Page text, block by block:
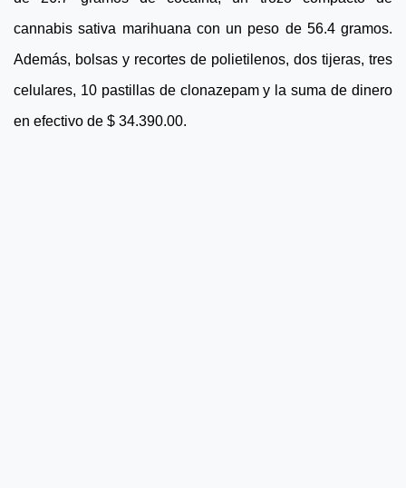
cannabis sativa marihuana con un peso de 56.4 gramos.
Además, bolsas y recortes de polietilenos, dos tijeras, tres
celulares, 10 pastillas de clonazepam y la suma de dinero
en efectivo de $ 34.390.00.